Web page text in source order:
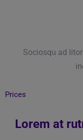
Sociosqu ad
Prices
Lorem at